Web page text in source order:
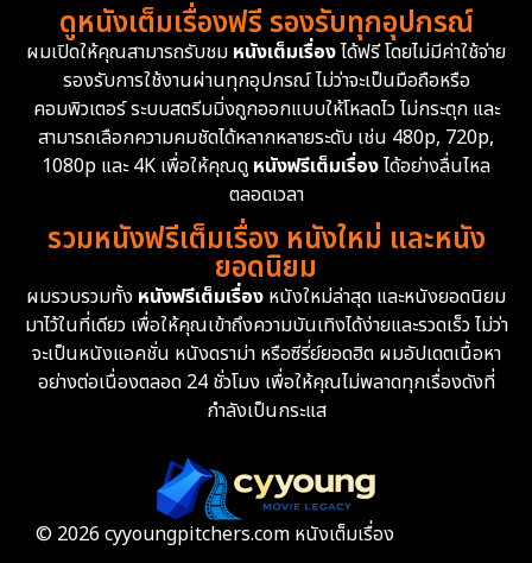
Dystopian 16
Emotional 61
Epic มหากาพย์ 225
Family ครอบครัว 372
Fantasy จินตนาการ 339
Fiction 9
ดูหนังเต็มเรื่องฟรี รองรับทุกอุปกรณ์
ผมเปิดให้คุณสามารถรับชม หนังเต็มเรื่องได้ฟรี โดยไม่มีค่าใช้จ่าย
รองรับการใช้งานผ่านทุกอุปกรณ์ ไม่ว่าจะเป็นมือถือหรือ
คอมพิวเตอร์ ระบบสตรีมมิ่งถูกออกแบบให้โหลดไว ไม่กระตุก และ
สามารถเลือกความคมชัดได้หลากหลายระดับ เช่น 480p, 720p,
1080p และ 4K เพื่อให้คุณดู หนังฟรีเต็มเรื่องได้อย่างลื่นไหล
ตลอดเวลา
รวมหนังฟรีเต็มเรื่อง หนังใหม่ และหนัง
ยอดนิยม
ผมรวบรวมทั้ง หนังฟรีเต็มเรื่อง หนังใหม่ล่าสุด และหนังยอดนิยม
มาไว้ในที่เดียว เพื่อให้คุณเข้าถึงความบันเทิงได้ง่ายและรวดเร็ว ไม่ว่า
จะเป็นหนังแอคชั่น หนังดราม่า หรือซีรี่ย์ยอดฮิต ผมอัปเดตเนื้อหา
อย่างต่อเนื่องตลอด 24 ชั่วโมง เพื่อให้คุณไม่พลาดทุกเรื่องดังที่
กำลังเป็นกระแส
© 2026 cyyoungpitchers.com หนังเต็มเรื่อง